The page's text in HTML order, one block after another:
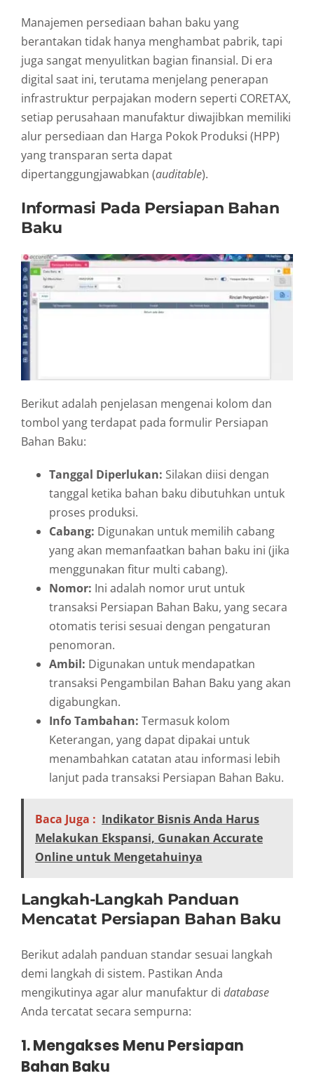
Manajemen persediaan bahan baku yang
berantakan tidak hanya menghambat pabrik, tapi
juga sangat menyulitkan bagian finansial. Di era
digital saat ini, terutama menjelang penerapan
infrastruktur perpajakan modern seperti CORETAX,
setiap perusahaan manufaktur diwajibkan memiliki
alur persediaan dan Harga Pokok Produksi (HPP)
yang transparan serta dapat
dipertanggungjawabkan (auditable).
Informasi Pada Persiapan Bahan
Baku
Berikut adalah penjelasan mengenai kolom dan
tombol yang terdapat pada formulir Persiapan
Bahan Baku:
Tanggal Diperlukan: Silakan diisi dengan
tanggal ketika bahan baku dibutuhkan untuk
proses produksi.
Cabang: Digunakan untuk memilih cabang
yang akan memanfaatkan bahan baku ini (jika
menggunakan fitur multi cabang).
Nomor: Ini adalah nomor urut untuk
transaksi Persiapan Bahan Baku, yang secara
otomatis terisi sesuai dengan pengaturan
penomoran.
Ambil: Digunakan untuk mendapatkan
transaksi Pengambilan Bahan Baku yang akan
digabungkan.
Info Tambahan: Termasuk kolom
Keterangan, yang dapat dipakai untuk
menambahkan catatan atau informasi lebih
lanjut pada transaksi Persiapan Bahan Baku.
Baca Juga : Indikator Bisnis Anda Harus
Melakukan Ekspansi, Gunakan Accurate
Online untuk Mengetahuinya
Langkah-Langkah Panduan
Mencatat Persiapan Bahan Baku
Berikut adalah panduan standar sesuai langkah
demi langkah di sistem. Pastikan Anda
mengikutinya agar alur manufaktur di database
Anda tercatat secara sempurna:
1. Mengakses Menu Persiapan
Bahan Baku